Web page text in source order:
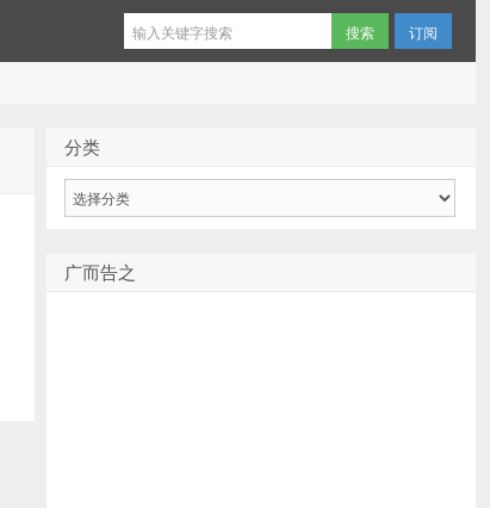
订阅
分类
广而告之